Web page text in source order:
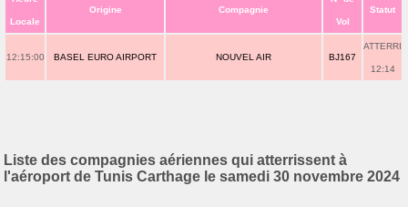
Locale
Origine Compagnie
Vol
Statut
12:15:00 BASEL EURO AIRPORT NOUVEL AIR BJ167
ATTERRI
12:14
Liste des compagnies aériennes qui atterrissent à
l'aéroport de Tunis Carthage le samedi 30 novembre 2024